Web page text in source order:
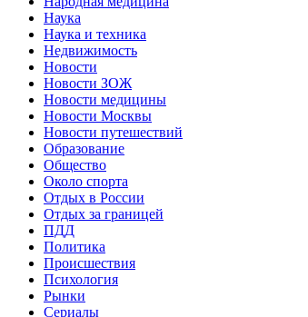
Наука
Наука и техника
Недвижимость
Новости
Новости ЗОЖ
Новости медицины
Новости Москвы
Новости путешествий
Образование
Общество
Около спорта
Отдых в России
Отдых за границей
ПДД
Политика
Происшествия
Психология
Рынки
Сериалы